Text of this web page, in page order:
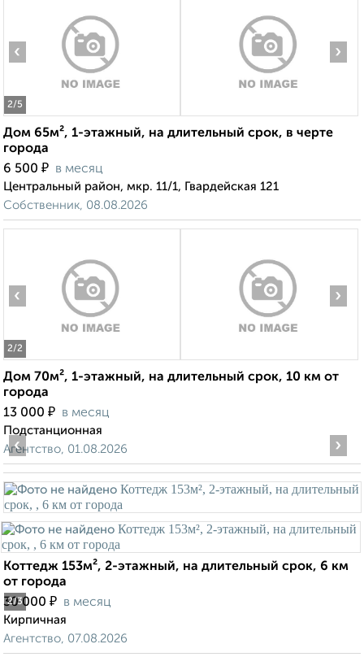
2/5
‹ ›
Дом 65м², 1-этажный, на длительный срок, в черте
города
6 500 ₽ в месяц
Центральный район, мкр. 11/1, Гвардейская 121
Собственник, 08.08.2026
2/2
‹ ›
Дом 70м², 1-этажный, на длительный срок, 10 км от
города
13 000 ₽ в месяц
Подстанционная
Агентство, 01.08.2026
2/3
‹ ›
Коттедж 153м², 2-этажный, на длительный срок, 6 км
от города
30 000 ₽ в месяц
Кирпичная
Агентство, 07.08.2026